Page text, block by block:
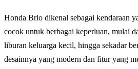
Honda Brio dikenal sebagai kendaraan
cocok untuk berbagai keperluan, mulai
liburan keluarga kecil, hingga sekadar
desainnya yang modern dan fitur yang